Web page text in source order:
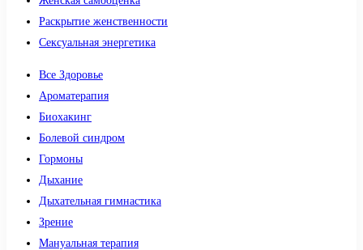
Раскрытие женственности
Сексуальная энергетика
Все Здоровье
Ароматерапия
Биохакинг
Болевой синдром
Гормоны
Дыхание
Дыхательная гимнастика
Зрение
Мануальная терапия